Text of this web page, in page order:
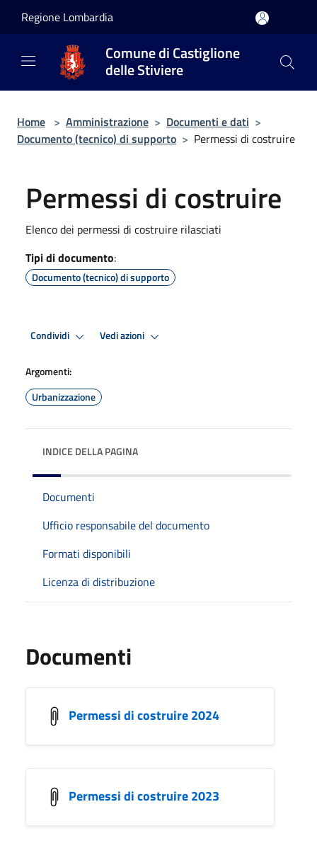
Regione Lombardia
Comune di Castiglione
delle Stiviere
Home > Amministrazione > Documenti e dati >
Documento (tecnico) di supporto > Permessi di costruire
Permessi di costruire
Elenco dei permessi di costruire rilasciati
Tipi di documento:
Documento (tecnico) di supporto
Condividi Vedi azioni
Argomenti:
Urbanizzazione
INDICE DELLA PAGINA
Documenti
Ufficio responsabile del documento
Formati disponibili
Licenza di distribuzione
Documenti
Permessi di costruire 2024
Permessi di costruire 2023